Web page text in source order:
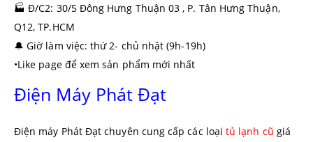
🏭 Đ/C2: 30/5 Đông Hưng Thuận 03 , P. Tân Hưng Thuận,
Q12, TP.HCM
🔔 Giờ làm việc: thứ 2- chủ nhật (9h-19h)
•Like page để xem sản phẩm mới nhất
Điện Máy Phát Đạt
Điện máy Phát Đạt chuyên cung cấp các loạitủ lạnh cũ giá